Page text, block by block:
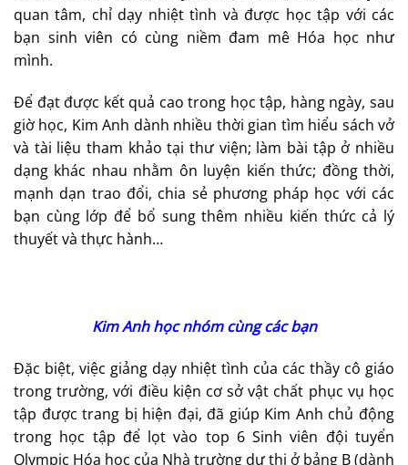
quan tâm, chỉ dạy nhiệt tình và được học tập với các
bạn sinh viên có cùng niềm đam mê Hóa học như
mình.
Để đạt được kết quả cao trong học tập, hàng ngày, sau
giờ học, Kim Anh dành nhiều thời gian tìm hiểu sách vở
và tài liệu tham khảo tại thư viện; làm bài tập ở nhiều
dạng khác nhau nhằm ôn luyện kiến thức; đồng thời,
mạnh dạn trao đổi, chia sẻ phương pháp học với các
bạn cùng lớp để bổ sung thêm nhiều kiến thức cả lý
thuyết và thực hành…
Kim Anh học nhóm cùng các bạn
Đặc biệt, việc giảng dạy nhiệt tình của các thầy cô giáo
trong trường, với điều kiện cơ sở vật chất phục vụ học
tập được trang bị hiện đại, đã giúp Kim Anh chủ động
trong học tập để lọt vào top 6 Sinh viên đội tuyển
Olympic Hóa học của Nhà trường dự thi ở bảng B (dành